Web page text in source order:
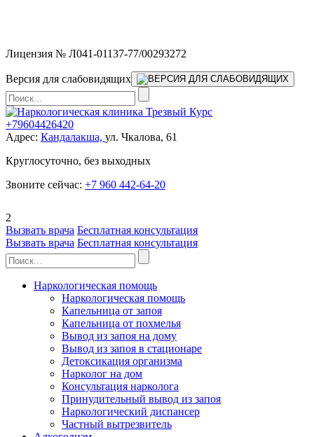
Лицензия № Л041-01137-77/00293272
Версия для слабовидящих
+79604426420
Адрес: Кандалакша, ул. Чкалова, 61
Круглосуточно, без выходных
Звоните сейчас: +7 960 442-64-20
2
Вызвать врача Бесплатная консультация
Вызвать врача Бесплатная консультация
Наркологическая помощь
Наркологическая помощь
Капельница от запоя
Капельница от похмелья
Вывод из запоя на дому
Вывод из запоя в стационаре
Детоксикация организма
Нарколог на дом
Консультация нарколога
Принудительный вывод из запоя
Наркологический диспансер
Частный вытрезвитель